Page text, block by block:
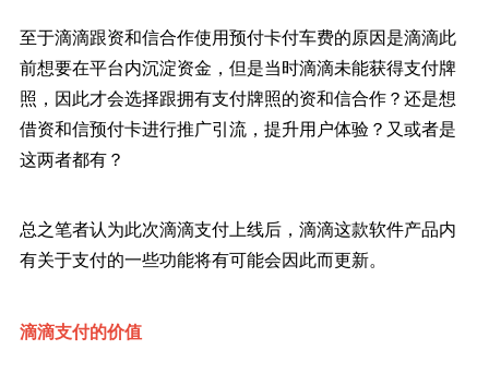
至于滴滴跟资和信合作使用预付卡付车费的原因是滴滴此
前想要在平台内沉淀资金，但是当时滴滴未能获得支付牌
照，因此才会选择跟拥有支付牌照的资和信合作？还是想
借资和信预付卡进行推广引流，提升用户体验？又或者是
这两者都有？
总之笔者认为此次滴滴支付上线后，滴滴这款软件产品内
有关于支付的一些功能将有可能会因此而更新。
滴滴支付的价值